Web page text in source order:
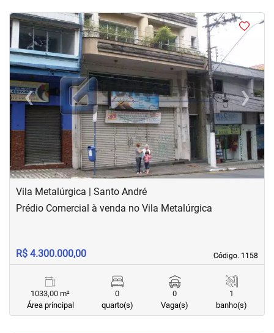
<<<<
‹Previous ›Next
Vila Metalúrgica | Santo André
Código. 1158
Código. 1158
Prédio Comercial à venda no Vila Metalúrgica
R$ 4.300.000,00
1033,00 m²
Área principal
0
quarto(s)
0
Vaga(s)
1
banho(s)